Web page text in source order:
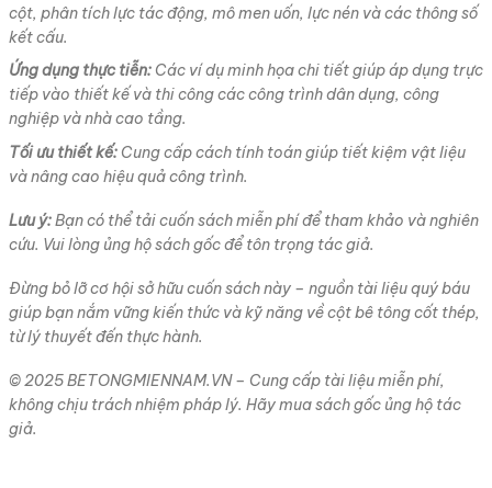
cột, phân tích lực tác động, mô men uốn, lực nén và các thông số
kết cấu.
Ứng dụng thực tiễn: Các ví dụ minh họa chi tiết giúp áp dụng trực
tiếp vào thiết kế và thi công các công trình dân dụng, công
nghiệp và nhà cao tầng.
Tối ưu thiết kế: Cung cấp cách tính toán giúp tiết kiệm vật liệu
và nâng cao hiệu quả công trình.
Lưu ý:Bạn có thể tải cuốn sách miễn phí để tham khảo và nghiên
cứu. Vui lòng ủng hộ sách gốc để tôn trọng tác giả.
Đừng bỏ lỡ cơ hội sở hữu cuốn sách này – nguồn tài liệu quý báu
giúp bạn nắm vững kiến thức và kỹ năng về cột bê tông cốt thép,
từ lý thuyết đến thực hành.
© 2025 BETONGMIENNAM.VN – Cung cấp tài liệu miễn phí,
không chịu trách nhiệm pháp lý. Hãy mua sách gốc ủng hộ tác
giả.